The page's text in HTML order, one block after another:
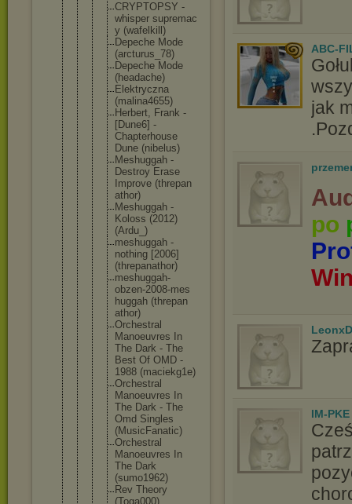
CRYPTOPSY -
whisper supremac
y (wafelki ll)
Depeche Mode
(arcturus_78)
Depeche Mode
(headache)
Elektryczna
(malina4655)
Herbert, Frank -
[Dune6] -
Chapterhouse
Dune (nibelus)
Meshuggah -
Destroy Erase
Improve (threpan
athor)
Meshuggah -
Koloss (2012)
(Ardu_)
meshuggah -
nothing [2006]
(threpanathor)
meshuggah-
obzen-2008-mes
huggah (threpan
athor)
Orchestral
Manoeuvres In
The Dark - The
Best Of OMD -
1988 (maciekg1e)
Orchestral
Manoeuvres In
The Dark - The
Omd Singles
(MusicFanatic)
Orchestral
Manoeuvres In
The Dark
(sumo1962)
Rev Theory
(Toga000)
ABC-
jak
po
IM-PKE